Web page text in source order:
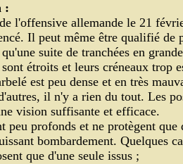
:
l'offensive allemande le 21
Il peut même être qualifié de
suite de tranchées en
étroits et leurs créneaux trop
est peu dense et en très
il n'y a rien du tout. Les
vision suffisante et efficace.
peu profonds et ne protègent
bombardement. Quelques
que d'une seule issus ;